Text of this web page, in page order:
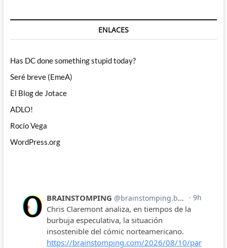
ENLACES
Has DC done something stupid today?
Seré breve (EmeA)
El Blog de Jotace
ADLO!
Rocío Vega
WordPress.org